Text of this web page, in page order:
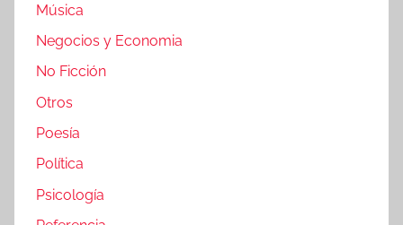
Música
Negocios y Economia
No Ficción
Otros
Poesía
Política
Psicología